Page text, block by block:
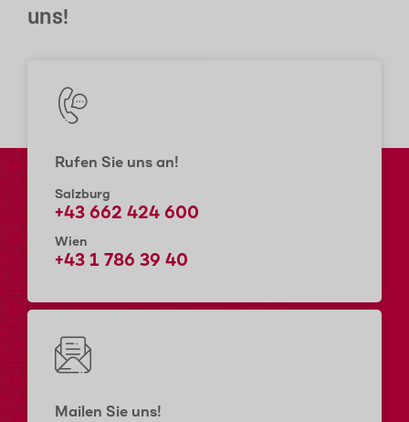
uns!
Rufen Sie uns an!
Salzburg
+43 662 424 600
Wien
+43 1 786 39 40
Mailen Sie uns!